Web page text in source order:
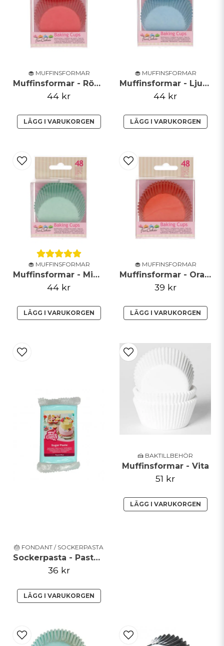
🧁 MUFFINSFORMAR
Muffinsformar - Röda - FunCakes
44 kr
LÄGG I VARUKORGEN
🧁 MUFFINSFORMAR
Muffinsformar - Ljusblå - FunCakes
44 kr
LÄGG I VARUKORGEN
🧁 MUFFINSFORMAR
Muffinsformar - Mint - FunCakes
44 kr
LÄGG I VARUKORGEN
🧁 MUFFINSFORMAR
Muffinsformar - Orange - FunCakes**
39 kr
LÄGG I VARUKORGEN
🎂 FONDANT / SOCKERPASTA
Sockerpasta - Pastel Blue - FunCakes
36 kr
LÄGG I VARUKORGEN
🍰 BAKTILLBEHÖR
Muffinsformar - Vita
51 kr
LÄGG I VARUKORGEN